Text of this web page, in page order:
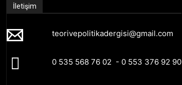
İletişim
teorivepolitikadergisi@gmail.com
0 535 568 76 02 - 0 553 376 92 90